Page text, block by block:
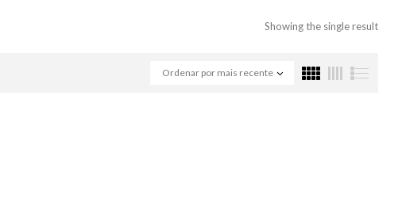
Showing the single result
Ordenar por mais recente